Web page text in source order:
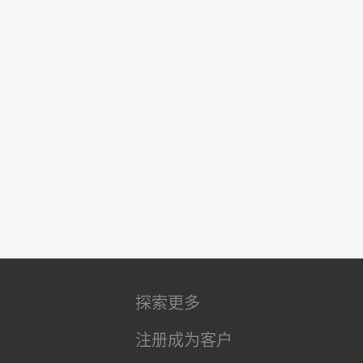
探索更多
注册成为客户